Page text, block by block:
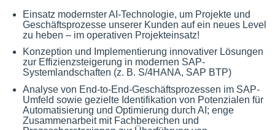
Einsatz modernster AI-Technologie, um Projekte und
Geschäftsprozesse unserer Kunden auf ein neues Level
zu heben – im operativen Projekteinsatz!
Konzeption und Implementierung innovativer Lösungen
zur Effizienzsteigerung in modernen SAP-
Systemlandschaften (z. B. S/4HANA, SAP BTP)
Analyse von End-to-End-Geschäftsprozessen im SAP-
Umfeld sowie gezielte Identifikation von Potenzialen für
Automatisierung und Optimierung durch AI; enge
Zusammenarbeit mit Fachbereichen und